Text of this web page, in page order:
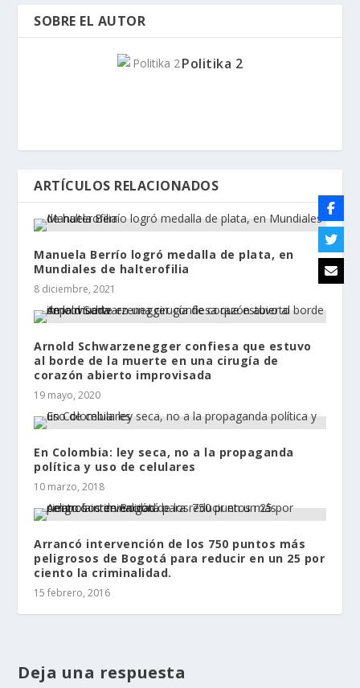
SOBRE EL AUTOR
Politika 2
ARTÍCULOS RELACIONADOS
Manuela Berrío logró medalla de plata, en
Mundiales de halterofilia
8 diciembre, 2021
Arnold Schwarzenegger confiesa que estuvo
al borde de la muerte en una cirugía de
corazón abierto improvisada
19 mayo, 2020
En Colombia: ley seca, no a la propaganda
política y uso de celulares
10 marzo, 2018
Arrancó intervención de los 750 puntos más
peligrosos de Bogotá para reducir en un 25 por
ciento la criminalidad.
15 febrero, 2016
Deja una respuesta